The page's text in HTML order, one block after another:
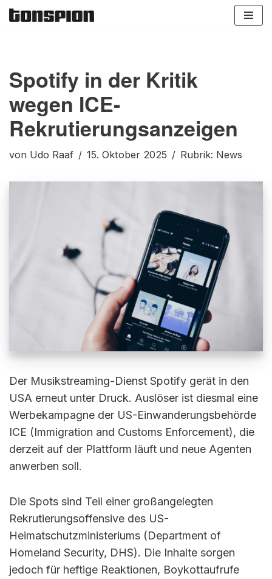
Spotify in der Kritik
wegen ICE-
Rekrutierungsanzeigen
von Udo Raaf 15. Oktober 2025 Rubrik: News
Der Musikstreaming-Dienst Spotify gerät in den
USA erneut unter Druck. Auslöser ist diesmal eine
Werbekampagne der US-Einwanderungsbehörde
ICE (Immigration and Customs Enforcement), die
derzeit auf der Plattform läuft und neue Agenten
anwerben soll.
Die Spots sind Teil einer großangelegten
Rekrutierungsoffensive des US-
Heimatschutzministeriums (Department of
Homeland Security, DHS). Die Inhalte sorgen
jedoch für heftige Reaktionen, Boykottaufrufe